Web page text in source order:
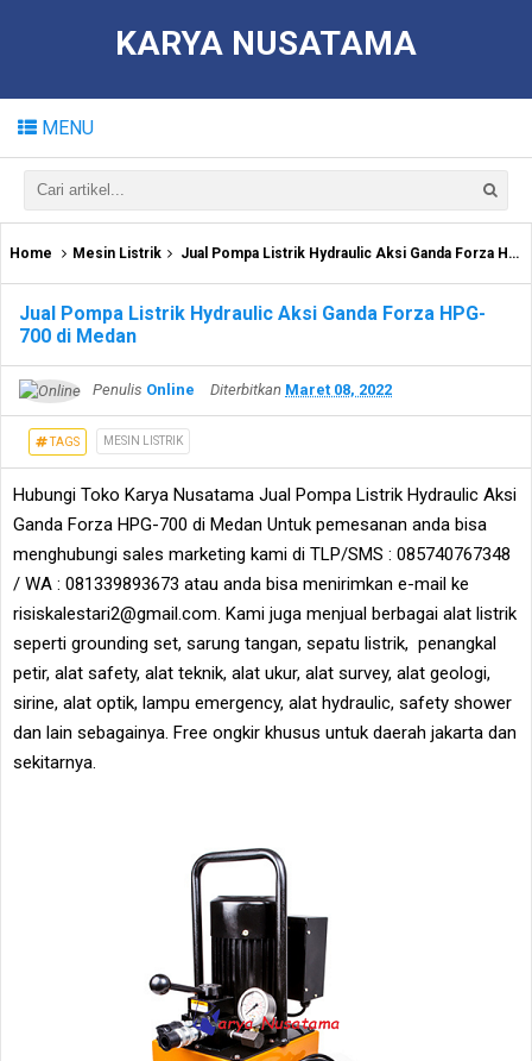
KARYA NUSATAMA
MENU
Home Mesin Listrik Jual Pompa Listrik Hydraulic Aksi Ganda Forza HPG-700 di Medan
Jual Pompa Listrik Hydraulic Aksi Ganda Forza HPG-
700 di Medan
Penulis Online Diterbitkan Maret 08, 2022
TAGS MESIN LISTRIK
Hubungi Toko Karya Nusatama Jual Pompa Listrik Hydraulic Aksi
Ganda Forza HPG-700 di Medan Untuk pemesanan anda bisa
menghubungi sales marketing kami di TLP/SMS : 085740767348
/ WA : 081339893673 atau anda bisa menirimkan e-mail ke
risiskalestari2@gmail.com. Kami juga menjual berbagai alat listrik
seperti grounding set, sarung tangan, sepatu listrik, penangkal
petir, alat safety, alat teknik, alat ukur, alat survey, alat geologi,
sirine, alat optik, lampu emergency, alat hydraulic, safety shower
dan lain sebagainya. Free ongkir khusus untuk daerah jakarta dan
sekitarnya.